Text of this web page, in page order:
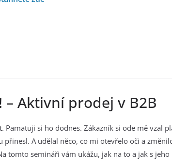
Aktivní prodej v B2B
si ho dodnes. Zákazník si ode mě vzal
A udělal něco, co mi otevřelo oči a
tomto semináři vám ukážu, jak na to a jak s